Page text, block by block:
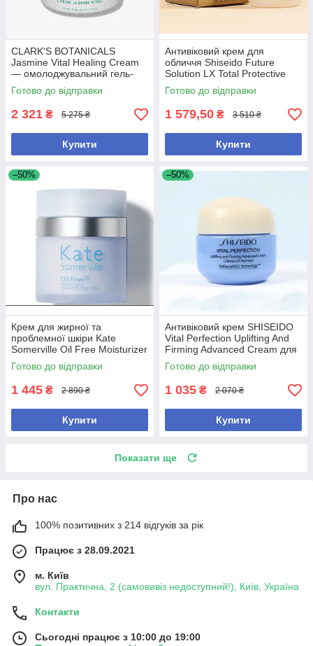
CLARK'S BOTANICALS
Jasmine Vital Healing Cream
— омолоджувальний гель-
крем для обличчя з
жасмином 50 мл
Готово до відправки
2 321 ₴ 5 275 ₴
Купити
Антивіковий крем для
обличчя Shiseido Future
Solution LX Total Protective
Cream SPF 20, 15ml
Готово до відправки
1 579,50 ₴ 3 510 ₴
Купити
–50%
Крем для жирної та
проблемної шкіри Kate
Somerville Oil Free Moisturizer
50 ml
Готово до відправки
1 445 ₴ 2 890 ₴
Купити
–50%
Антивіковий крем SHISEIDO
Vital Perfection Uplifting And
Firming Advanced Cream для
пружності та сяйва шкіри, 15
мл
Готово до відправки
1 035 ₴ 2 070 ₴
Купити
Показати ще
Про нас
100% позитивних з 214 відгуків за рік
Працює з 28.09.2021
м. Київ
вул. Практична, 2 (самовивіз недоступний!), Київ, Україна
Контакти
Сьогодні працює з 10:00 до 19:00